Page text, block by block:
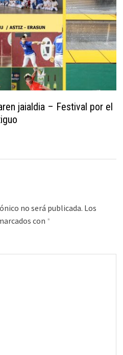
jaialdia – Festival por el
no será publicada. Los
con *